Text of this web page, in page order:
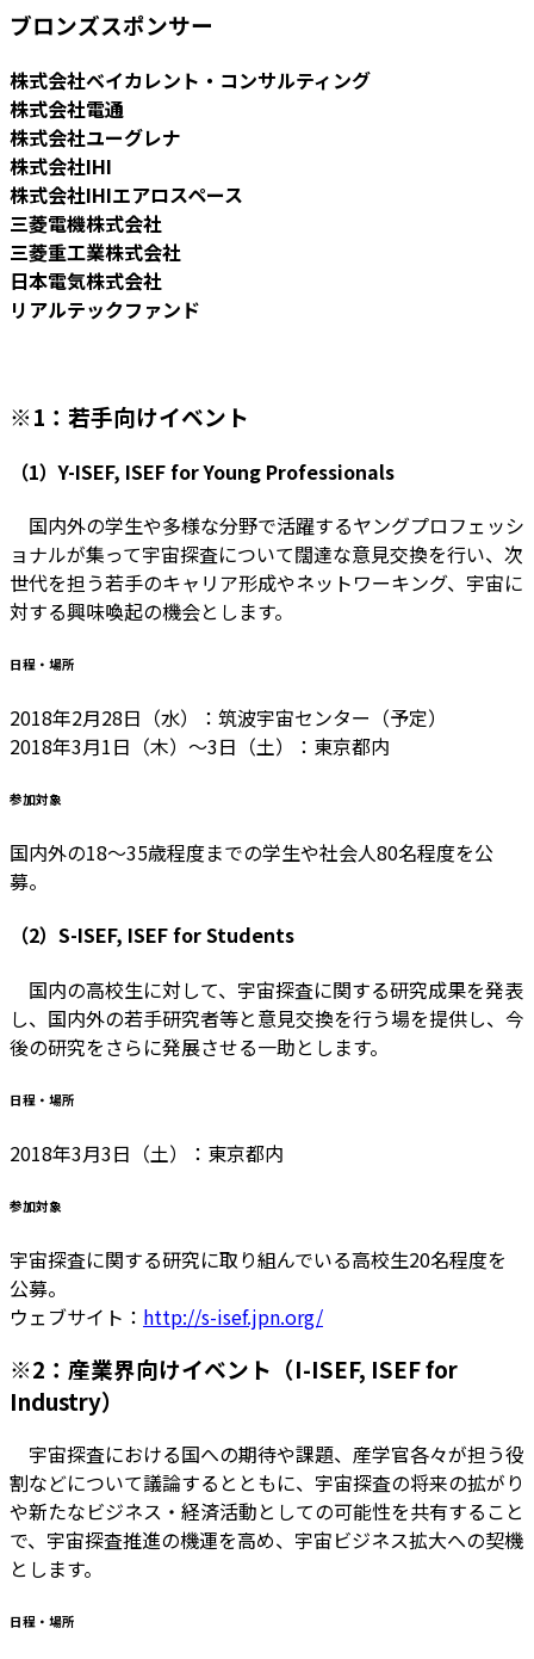
ブロンズスポンサー
株式会社ベイカレント・コンサルティング
株式会社電通
株式会社ユーグレナ
株式会社IHI
株式会社IHIエアロスペース
三菱電機株式会社
三菱重工業株式会社
日本電気株式会社
リアルテックファンド
※1：若手向けイベント
（1）Y-ISEF, ISEF for Young Professionals
国内外の学生や多様な分野で活躍するヤングプロフェッシ
ョナルが集って宇宙探査について闊達な意見交換を行い、次
世代を担う若手のキャリア形成やネットワーキング、宇宙に
対する興味喚起の機会とします。
日程・場所
2018年2月28日（水）：筑波宇宙センター（予定）
2018年3月1日（木）～3日（土）：東京都内
参加対象
国内外の18～35歳程度までの学生や社会人80名程度を公
募。
（2）S-ISEF, ISEF for Students
国内の高校生に対して、宇宙探査に関する研究成果を発表
し、国内外の若手研究者等と意見交換を行う場を提供し、今
後の研究をさらに発展させる一助とします。
日程・場所
2018年3月3日（土）：東京都内
参加対象
宇宙探査に関する研究に取り組んでいる高校生20名程度を
公募。
ウェブサイト： http://s-isef.jpn.org/
※2：産業界向けイベント（I-ISEF, ISEF for
Industry）
宇宙探査における国への期待や課題、産学官各々が担う役
割などについて議論するとともに、宇宙探査の将来の拡がり
や新たなビジネス・経済活動としての可能性を共有すること
で、宇宙探査推進の機運を高め、宇宙ビジネス拡大への契機
とします。
日程・場所